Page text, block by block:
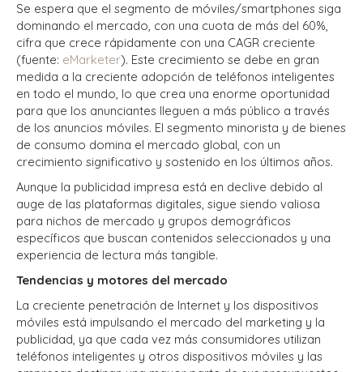
Se espera que el segmento de móviles/smartphones siga
dominando el mercado, con una cuota de más del 60%,
cifra que crece rápidamente con una CAGR creciente
(fuente: eMarketer). Este crecimiento se debe en gran
medida a la creciente adopción de teléfonos inteligentes
en todo el mundo, lo que crea una enorme oportunidad
para que los anunciantes lleguen a más público a través
de los anuncios móviles. El segmento minorista y de bienes
de consumo domina el mercado global, con un
crecimiento significativo y sostenido en los últimos años.
Aunque la publicidad impresa está en declive debido al
auge de las plataformas digitales, sigue siendo valiosa
para nichos de mercado y grupos demográficos
específicos que buscan contenidos seleccionados y una
experiencia de lectura más tangible.
Tendencias y motores del mercado
La creciente penetración de Internet y los dispositivos
móviles está impulsando el mercado del marketing y la
publicidad, ya que cada vez más consumidores utilizan
teléfonos inteligentes y otros dispositivos móviles y las